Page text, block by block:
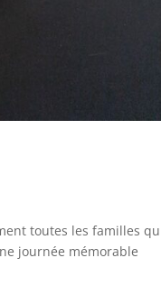
toutes les familles
journée mémorable